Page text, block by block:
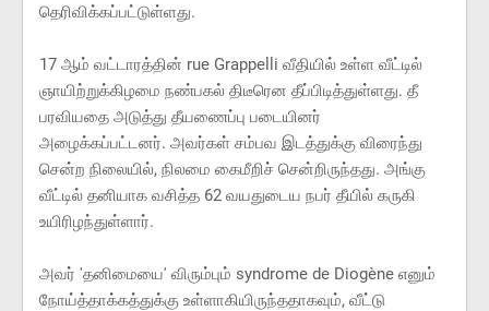
தெரிவிக்கப்பட்டுள்ளது.
17 ஆம் வட்டாரத்தின் rue Grappelli வீதியில் உள்ள வீட்டில்
ஞாயிற்றுக்கிழமை நண்பகல் திடீரென தீப்பிடித்துள்ளது. தீ
பரவியதை அடுத்து தீயணைப்பு படையினர்
அழைக்கப்பட்டனர். அவர்கள் சம்பவ இடத்துக்கு விரைந்து
சென்ற நிலையில், நிலமை கைமீறிச் சென்றிருந்தது. அங்கு
வீட்டில் தனியாக வசித்த 62 வயதுடைய நபர் தீயில் கருகி
உயிரிழந்துள்ளார்.
அவர் 'தனிமையை' விரும்பும் syndrome de Diogène எனும்
நோய்த்தாக்கத்துக்கு உள்ளாகியிருந்ததாகவும், வீட்டு